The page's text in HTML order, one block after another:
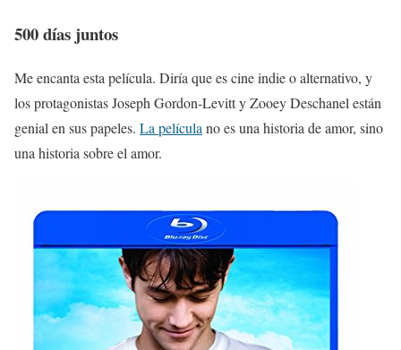
500 días juntos
Me encanta esta película. Diría que es cine indie o alternativo, y
los protagonistas Joseph Gordon-Levitt y Zooey Deschanel están
genial en sus papeles. La película no es una historia de amor, sino
una historia sobre el amor.